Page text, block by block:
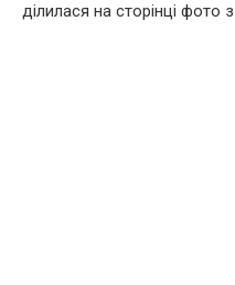
ділилася на сторінці фото